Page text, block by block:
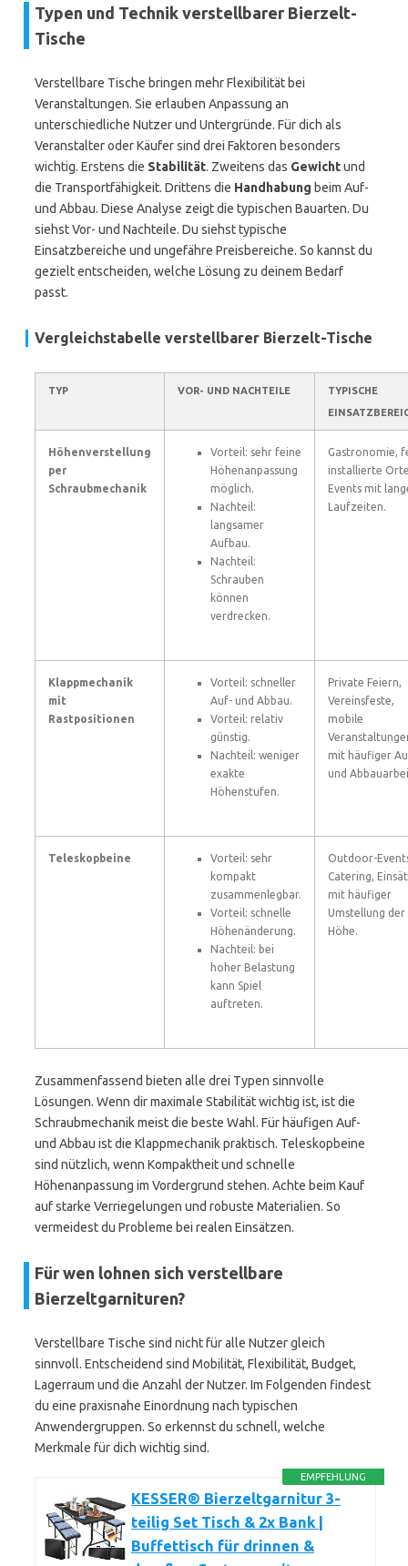
Typen und Technik verstellbarer Bierzelt-
Tische
Verstellbare Tische bringen mehr Flexibilität bei
Veranstaltungen. Sie erlauben Anpassung an
unterschiedliche Nutzer und Untergründe. Für dich als
Veranstalter oder Käufer sind drei Faktoren besonders
wichtig. Erstens die Stabilität. Zweitens das Gewichtund
die Transportfähigkeit. Drittens die Handhabung beim Auf-
und Abbau. Diese Analyse zeigt die typischen Bauarten. Du
siehst Vor- und Nachteile. Du siehst typische
Einsatzbereiche und ungefähre Preisbereiche. So kannst du
gezielt entscheiden, welche Lösung zu deinem Bedarf
passt.
Vergleichstabelle verstellbarer Bierzelt-Tische
TYP VOR- UND NACHTEILE
TYPISCHE
Höhenverstellung
per
Schraubmechanik
Vorteil: sehr feine
Höhenanpassung
möglich.
Nachteil:
langsamer
Aufbau.
Nachteil:
Schrauben
können
verdrecken.
Gastronomie,
installierte
Events mit
Laufzeiten.
Klappmechanik
mit
Rastpositionen
Vorteil: schneller
Auf- und Abbau.
Vorteil: relativ
günstig.
Nachteil: weniger
exakte
Höhenstufen.
Private Feiern,
Vereinsfeste,
mobile
mit häufiger
und
Teleskopbeine
Vorteil: sehr
kompakt
zusammenlegbar.
Vorteil: schnelle
Höhenänderung.
Nachteil: bei
hoher Belastung
kann Spiel
auftreten.
Outdoor-
Catering,
mit häufiger
Umstellung der
Höhe.
Zusammenfassend bieten alle drei Typen sinnvolle
Lösungen. Wenn dir maximale Stabilität wichtig ist, ist die
Schraubmechanik meist die beste Wahl. Für häufigen Auf-
und Abbau ist die Klappmechanik praktisch. Teleskopbeine
sind nützlich, wenn Kompaktheit und schnelle
Höhenanpassung im Vordergrund stehen. Achte beim Kauf
auf starke Verriegelungen und robuste Materialien. So
vermeidest du Probleme bei realen Einsätzen.
Für wen lohnen sich verstellbare
Bierzeltgarnituren?
Verstellbare Tische sind nicht für alle Nutzer gleich
sinnvoll. Entscheidend sind Mobilität, Flexibilität, Budget,
Lagerraum und die Anzahl der Nutzer. Im Folgenden findest
du eine praxisnahe Einordnung nach typischen
Anwendergruppen. So erkennst du schnell, welche
Merkmale für dich wichtig sind.
EMPFEHLUNG
KESSER® Bierzeltgarnitur 3-
teilig Set Tisch & 2x Bank |
Buffettisch für drinnen &